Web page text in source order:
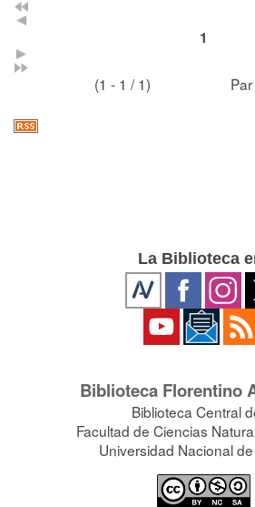
1
(1 - 1 / 1)
La Biblioteca
Biblioteca Florentino
Biblioteca Central
Facultad de Ciencias
Universidad Nacional